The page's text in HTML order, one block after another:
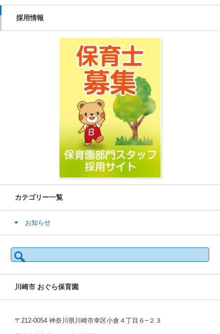
採用情報
カテゴリー一覧
お知らせ
検
索:
川崎市 おぐら保育園
〒212-0054 神奈川県川崎市幸区小倉４丁目６−２３